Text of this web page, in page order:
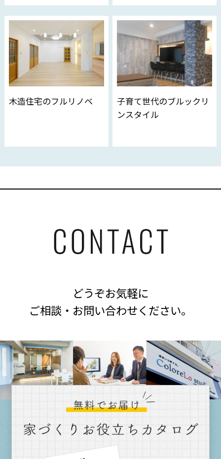
木造住宅のフルリノベ
子育て世代のブルックリ
ンスタイル
どうぞお気軽に
ご相談・お問い合わせください。